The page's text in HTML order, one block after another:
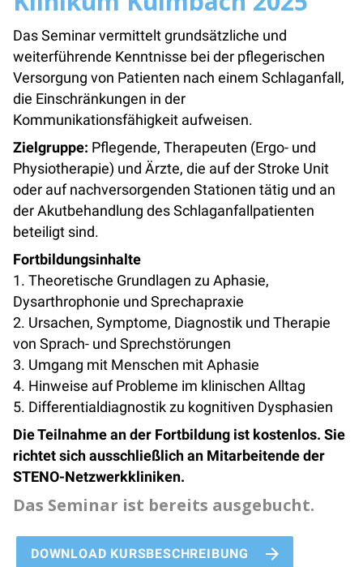
Das Seminar vermittelt grundsätzliche und
weiterführende Kenntnisse bei der pflegerischen
Versorgung von Patienten nach einem Schlaganfall,
die Einschränkungen in der
Kommunikationsfähigkeit aufweisen.
Zielgruppe: Pflegende, Therapeuten (Ergo- und
Physiotherapie) und Ärzte, die auf der Stroke Unit
oder auf nachversorgenden Stationen tätig und an
der Akutbehandlung des Schlaganfallpatienten
beteiligt sind.
Fortbildungsinhalte
1. Theoretische Grundlagen zu Aphasie,
Dysarthrophonie und Sprechapraxie
2. Ursachen, Symptome, Diagnostik und Therapie
von Sprach- und Sprechstörungen
3. Umgang mit Menschen mit Aphasie
4. Hinweise auf Probleme im klinischen Alltag
5. Differentialdiagnostik zu kognitiven Dysphasien
Die Teilnahme an der Fortbildung ist kostenlos. Sie
richtet sich ausschließlich an Mitarbeitende der
STENO-Netzwerkkliniken.
Das Seminar ist bereits ausgebucht.
DOWNLOAD KURSBESCHREIBUNG